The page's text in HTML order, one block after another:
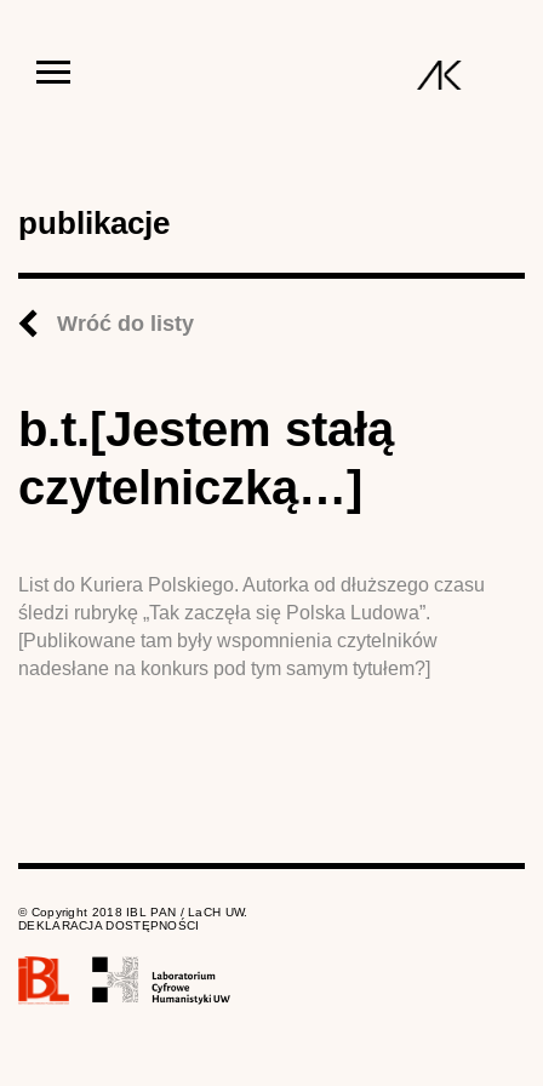
publikacje
Wróć do listy
b.t.[Jestem stałą
czytelniczką…]
List do Kuriera Polskiego. Autorka od dłuższego czasu
śledzi rubrykę „Tak zaczęła się Polska Ludowa”.
[Publikowane tam były wspomnienia czytelników
nadesłane na konkurs pod tym samym tytułem?]
© Copyright 2018 IBL PAN / LaCH UW.
DEKLARACJA DOSTĘPNOŚCI